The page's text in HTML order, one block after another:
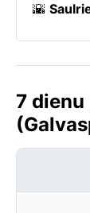
🌇
7